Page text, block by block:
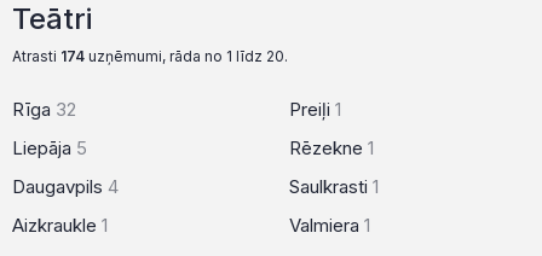
Teātri
Atrasti 174 uzņēmumi, rāda no 1 līdz 20.
Rīga 32
Liepāja 5
Daugavpils 4
Aizkraukle 1
Preiļi 1
Rēzekne 1
Saulkrasti 1
Valmiera 1